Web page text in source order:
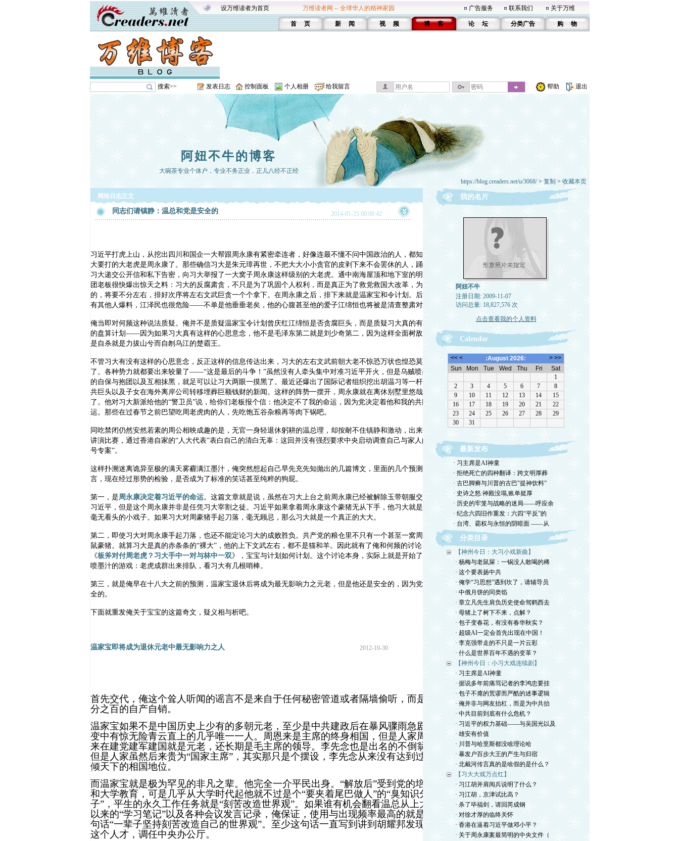
设万维读者为首页 万维读者网 -- 全球华人的精神家园 广告服务 联系我们 关于万维
首 页 新 闻 视 频 博 客 论 坛 分类广告 购 物
搜索>> 发表日志 控制面板 个人相册 给我留言 帮助 退出
阿妞不牛的博客
大碗茶专业个体户，专业不务正业，正儿八经不正经
https://blog.creaders.net/u/3068/> 复制 > 收藏本页
网络日志正文
同志们请镇静：温总和党是安全的 2014-01-25 00:08:42
习近平打虎上山，从挖出四川和国企一大帮跟周永康有紧密牵连者，好像连最不懂不问中国政治的人，都知道习
大要打的大老虎是周永康了。那些确信习大是朱元璋再世，不把大大小小贪官的皮剥下来不会罢休的人，踊跃向
习大递交公开信和私下告密，向习大举报了一大窝子周永康这样级别的大老虎。通中南海屋顶和地下室的明镜集
团老板很快爆出惊天之料：习大的反腐肃贪，不只是为了巩固个人权利，而是真正为了救党救国大改革，为此目
的，将要不分左右，排好次序将左右文武巨贪一个个拿下。在周永康之后，排下来就是温家宝和令计划。后来还
有其他人爆料，江泽民也很危险——不单是他垂垂老矣，他的心腹甚至他的爱子江绵恒也将被是清查整肃对象。
俺当即对何频这种说法质疑。俺并不是质疑温家宝令计划曾庆红江绵恒是否贪腐巨头，而是质疑习大真的有这样
的盘算计划——因为如果习大真有这样的心思意念，他不是毛泽东第二就是刘少奇第二，因为这样全面树敌，不
是自杀就是力拔山兮而自刎乌江的楚霸王。
不管习大有没有这样的心思意念，反正这样的信息传达出来，习大的左右文武前朝大老不惊恐万状也惶恐莫名
了。各种势力就都要出来较量了——“这是最后的斗争！”虽然没有人牵头集中对准习近平开火，但是乌贼喷墨汁
的自保与抱团以及互相抹黑，就足可以让习大两眼一摸黑了。最近还爆出了国际记者组织挖出胡温习等一杆子中
共巨头以及子女在海外离岸公司转移埋葬巨额钱财的新闻。这样的阵势一摆开，周永康就在离休别墅里悠哉游哉
了。他对习大新派给他的“警卫员”说，给你们老板报个信：他决定不了我的命运，因为党决定着他和我的共同命
运。那些在过春节之前巴望吃周老虎肉的人，先吃饱五谷杂粮再等肉下锅吧。
同吃禁闭仍然安然若素的周公相映成趣的是，无官一身轻退休躬耕的温总理，却按耐不住镇静和激动，出来参加
讲演比赛，通过香港自家的“人大代表”表白自己的清白无辜：这回并没有强烈要求中央启动调查自己与家人的“一
号专案”。
这样扑溯迷离诡异至极的满天雾霾满江墨汁，俺突然想起自己早先充先知抛出的几篇博文，里面的几个预测和断
言，现在经过形势的检验，是否成为了标准的笑话甚至纯粹的狗屁。
第一，是周永康决定着习近平的命运。这篇文章就是说，虽然在习大上台之前周永康已经被解除玉带朝服交给了
习近平，但是这个周永康并非是任凭习大宰割之徒。习近平如果拿着周永康这个豪猪无从下手，他习大就是一个
毫无看头的小戏子。如果习大对周豪猪手起刀落，毫无顾忌，那么习大就是一个真正的大大。
第二，即使习大对周永康手起刀落，也还不能定论习大的成败胜负。共产党的粮仓里不只有一个甚至一窝周记硕
鼠豪猪。就算习大是真的赤条条的“裸大”，他的上下文武左右，都不是猫和羊。因此就有了俺和何频的讨论，
《板斧对付周老虎？习大手中一对与林中一双》，宝宝与计划如何计划。这个讨论本身，实际上就是开始了乌贼
喷墨汁的游戏：老虎成群出来排队，看习大有几根哨棒。
第三，就是俺早在十八大之前的预测，温家宝退休后将成为最无影响力之元老，但是他还是安全的，因为党是安
全的。
下面就重发俺关于宝宝的这篇奇文，疑义相与析吧。
温家宝即将成为退休元老中最无影响力之人 2012-10-30
首先交代，俺这个耸人听闻的谣言不是来自于任何秘密管道或者隔墙偷听，而是百
分之百的自产自销。
温家宝如果不是中国历史上少有的多朝元老，至少是中共建政后在暴风骤雨急剧政
变中有惊无险青云直上的几乎唯一一人。周恩来是主席的终身相国，但是人家周恩
来在建党建军建国就是元老，还长期是毛主席的领导。李先念也是出名的不倒翁，
但是人家虽然后来贵为“国家主席”，其实那只是个摆设，李先念从来没有达到过权
倾天下的相国地位。
而温家宝就是极为罕见的非凡之辈。他完全一介平民出身。“解放后”受到党的培养
和大学教育，可是几乎从大学时代起他就不过是个“要夹着尾巴做人”的“臭知识分
子”，平生的永久工作任务就是“刻苦改造世界观”。如果谁有机会翻看温总从上大学
以来的“学习笔记”以及各种会议发言记录，俺保证，使用与出现频率最高的就是这
句话“一辈子坚持刻苦改造自己的世界观”。至少这句话一直写到讲到胡耀邦发现他
这个人才，调任中央办公厅。
我的名片
阿妞不牛
注册日期: 2009-11-07
访问总量: 18,827,576 次
点击查看我的个人资料
Calendar
最新发布
· 习主席是AI神童
· 拒绝死亡的四种翻译：跨文明厚葬
· 古巴脚癣与川普的古巴"提神饮料”
· 史诗之怒:神殿没塌,账单挺厚
· 历史的牢笼与战略的迷局——呼应余
· 纪念六四旧作重发：六四“平反”的
· 台湾、霸权与永恒的阴暗面 ——从
分类目录
【神州今日：大习小戏新曲】
· 杨梅与老鼠屎：一锅没人敢喝的稀
· 这个要表扬中共
· 俺学“习思想”遇到坎了，请辅导员
· 中俄月饼的同类馅
· 章立凡先生肩负历史使命驾鹤西去
· 母猪上了树下不来，点解？
· 包子变春花，有没有春华秋实？
· 超级AI一定会首先出现在中国！
· 李克强带走的不只是一片云彩
· 什么是世界百年不遇的变革？
【神州今日：小习大戏连续剧】
· 习主席是AI神童
· 据说多年前痛骂记者的李鸿忠要挂
· 包子不瘪的荒谬而严酷的述事逻辑
· 俺并非与网友抬杠，而是为中共抬
· 中共目前到底有什么危机？
· 习近平的权力基础——与吴国光以及
· 雄安有价值
· 川普与哈里斯都没啥理论哈
· 暴发户百步大王的产生与归宿
· 北戴河传言真的是啥假的是什么？
【习大大戏万点红】
· 习江胡并肩阅兵说明了什么？
· 习江胡，京津试比高？
· 杀了毕福剑，请回芮成钢
· 对徐才厚的临终关怀
· 香港在逼着习近平做邓小平？
· 关于周永康案最简明的中央文件（